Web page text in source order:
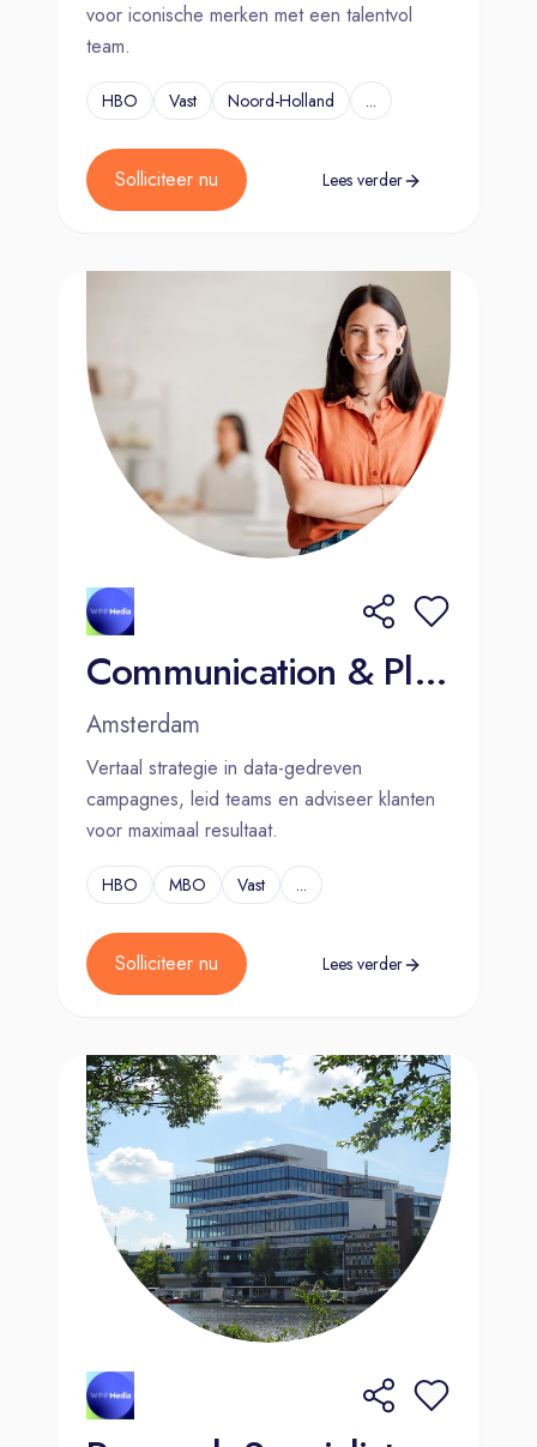
voor iconische merken met een talentvol
team.
HBO Vast Noord-Holland ...
Solliciteer nu Lees verder
Communication & Planning Manager - Amsterdam
Amsterdam
Vertaal strategie in data-gedreven
campagnes, leid teams en adviseer klanten
voor maximaal resultaat.
HBO MBO Vast ...
Solliciteer nu Lees verder